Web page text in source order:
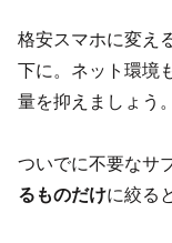
格安スマホに変え
下に。ネット環境
量を抑えましょう。
ついでに不要なサ
るものだけに絞る